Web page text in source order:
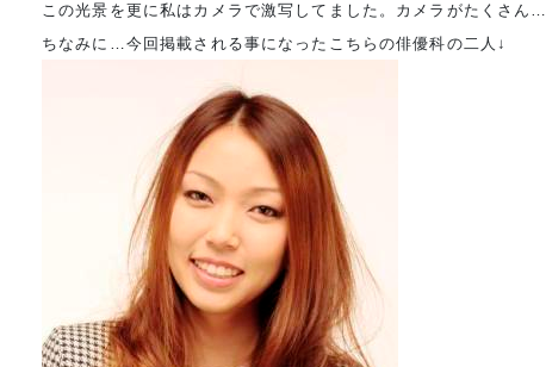
この光景を更に私はカメラで激写してました。カメラがたくさん…
ちなみに…今回掲載される事になったこちらの俳優科の二人↓